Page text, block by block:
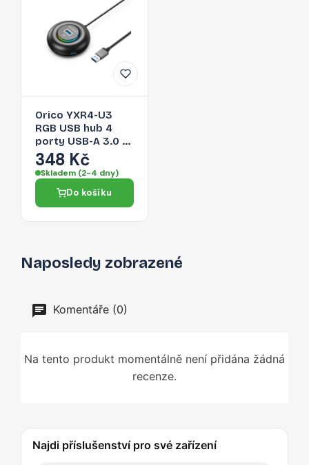
Orico YXR4-U3
RGB USB hub 4
porty USB-A 3.0 s
audio/mikrofonním
portem 0,3 m –
černý
348 Kč
Skladem (2-4 dny)
Do košíku
Naposledy zobrazené
Komentáře (0)
Na tento produkt momentálně není přidána žádná
recenze.
Najdi příslušenství pro své zařízení